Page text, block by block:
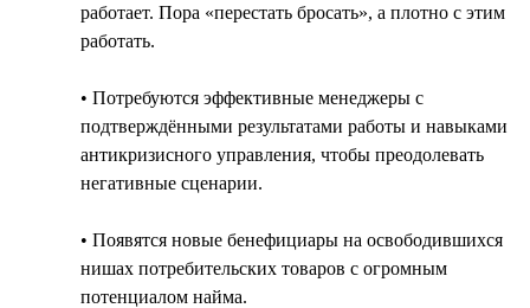
работает. Пора «перестать бросать», а плотно с этим
работать.
• Потребуются эффективные менеджеры с
подтверждёнными результатами работы и навыками
антикризисного управления, чтобы преодолевать
негативные сценарии.
• Появятся новые бенефициары на освободившихся
нишах потребительских товаров с огромным
потенциалом найма.